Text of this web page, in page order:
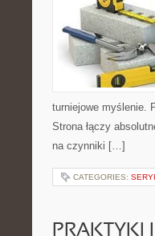
turniejowe myślenie.
Strona łączy
na czynniki […]
CATEGORIES:
PRAKTYKI